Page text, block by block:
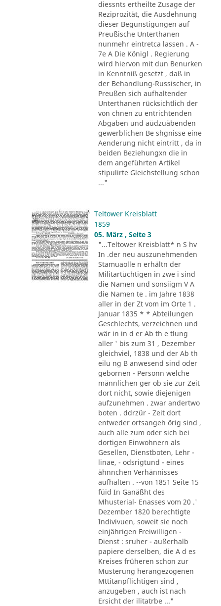
diessnts ertheilte Zusage der
Reziprozität, die Ausdehnung
dieser Begunstigungen auf
Preußische Unterthanen
nunmehr eintretca lassen . A -
7e A Die Königl . Regierung
wird hiervon mit dun Benurken
in Kenntniß gesetzt , daß in
der Behandlung-Russischer, in
Preußen sich aufhaltender
Unterthanen rücksichtlich der
von chnen zu entrichtenden
Abgaben und aüdzuäbenden
gewerblichen Be shgnisse eine
Aenderung nicht eintritt , da in
beiden Beziehungxn die in
dem angeführten Artikel
stipulirte Gleichstellung schon
..."
Teltower Kreisblatt
1859
05. März , Seite 3
"...Teltower Kreisblatt* n S hv
In .der neu auszunehmenden
Stamuaolle n erhältn der
Militartüchtigen in zwe i sind
die Namen und sonsiigm V A
die Namen te . im Jahre 1838
aller in der Zt vom im Orte 1 .
Januar 1835 * * Abteilungen
Geschlechts, verzeichnen und
wär in in d er Ab th e tlung
aller ' bis zum 31 , Dezember
gleichviel, 1838 und der Ab th
eilu ng B anwesend sind oder
gebornen - Personn welche
männlichen ger ob sie zur Zeit
dort nicht, sowie diejenigen
aufzunehmen . zwar andertwo
boten . ddrzür - Zeit dort
entweder ortsangeh örig sind ,
auch alle zum oder sich bei
dortigen Einwohnern als
Gesellen, Dienstboten, Lehr -
linae, - odsrigtund - eines
ähnnchen Verhännisses
aufhalten . --von 1851 Seite 15
füid In Ganäßht des
Mhusterial- Enasses vom 20 .'
Dezember 1820 berechtigte
Indivivuen, soweit sie noch
einjährigen Freiwilligen -
Dienst : sruher - außerhalb
papiere derselben, die A d es
Kreises früheren schon zur
Musterung herangezogenen
Mttitanpflichtigen sind ,
anzugeben , auch ist nach
Ersicht der ilitatrbe ..."